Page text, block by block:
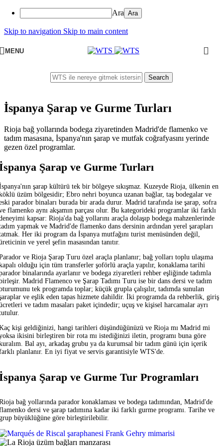
Ara
Skip to navigation Skip to main content
MENU
Search
İspanya Şarap ve Gurme Turları
Rioja bağ yollarında bodega ziyaretinden Madrid'de flamenko ve
tadım masasına, İspanya'nın şarap ve mutfak coğrafyasını yerinde
gezen özel programlar.
Şarap ve Gurme Turları
şarap kültürü tek bir bölgeye sıkışmaz. Kuzeyde Rioja, ülkenin en
üzüm bölgesidir; Ebro nehri boyunca uzanan bağlar, taş bodegalar ve
parador binaları burada bir arada durur. Madrid tarafında ise şarap, sofra
flamenko aynı akşamın parçası olur. Bu kategorideki programlar iki farklı
kapsar: Rioja'da bağ yollarını araçla dolaşıp bodega mahzenlerinde
yapmak ve Madrid'de flamenko dans dersinin ardından yerel şarapları
Her iki program da İspanya mutfağını turist menüsünden değil,
ve yerel şefin masasından tanıtır.
ve Rioja Şarap Turu özel araçla planlanır; bağ yolları toplu ulaşıma
olduğu için tüm transferler şoförlü araçla yapılır, konaklama tarihi
binalarında ayarlanır ve bodega ziyaretleri rehber eşliğinde tadımla
Madrid Flamenco ve Şarap Tadımı Turu ise bir dans dersi ve tadım
tek programda toplar; küçük grupla çalışılır, tadımda sunulan
ve eşlik eden tapas hizmete dahildir. İki programda da rehberlik, giriş
ve tadım masaları paket içindedir; uçuş ve kişisel harcamalar ayrı
kişi geldiğinizi, hangi tarihleri düşündüğünüzü ve Rioja mı Madrid mi
ikisini birleştiren bir rota mı istediğinizi iletin, programı buna göre
Bal ayı, arkadaş grubu ya da kurumsal bir tadım günü için içerik
planlanır. En iyi fiyat ve servis garantisiyle WTS'de.
Şarap ve Gurme Tur Programları
bağ yollarında parador konaklaması ve bodega tadımından, Madrid'de
dersi ve şarap tadımına kadar iki farklı gurme programı. Tarihe ve
büyüklüğüne göre birleştirilebilir.